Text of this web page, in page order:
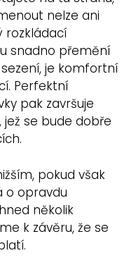
nelze ani
rozkládací
snadno přemění
je komfortní
Perfektní
pak završuje
se bude dobře
pokud však
o opravdu
několik
k závěru, že se